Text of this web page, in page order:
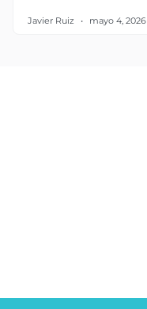
Javier Ruiz mayo 4, 2026